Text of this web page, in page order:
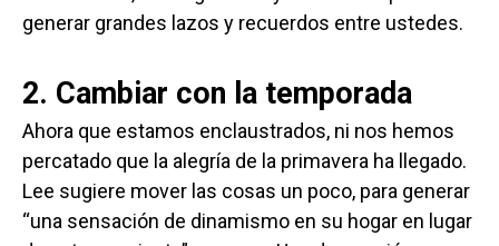
generar grandes lazos y recuerdos entre ustedes.
2. Cambiar con la temporada
Ahora que estamos enclaustrados, ni nos hemos
percatado que la alegría de la primavera ha llegado.
Lee sugiere mover las cosas un poco, para generar
“una sensación de dinamismo en su hogar en lugar